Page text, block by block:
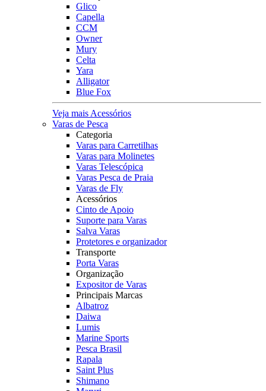
Glico
Capella
CCM
Owner
Mury
Celta
Yara
Alligator
Blue Fox
Veja mais Acessórios
Varas de Pesca
Categoria
Varas para Carretilhas
Varas para Molinetes
Varas Telescópica
Varas Pesca de Praia
Varas de Fly
Acessórios
Cinto de Apoio
Suporte para Varas
Salva Varas
Protetores e organizador
Transporte
Porta Varas
Organização
Expositor de Varas
Principais Marcas
Albatroz
Daiwa
Lumis
Marine Sports
Pesca Brasil
Rapala
Saint Plus
Shimano